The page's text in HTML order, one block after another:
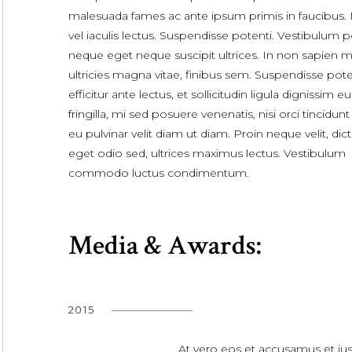
malesuada fames ac ante ipsum primis in faucibus.
vel iaculis lectus. Suspendisse potenti. Vestibulum
neque eget neque suscipit ultrices. In non sapien
ultricies magna vitae, finibus sem. Suspendisse
efficitur ante lectus, et sollicitudin ligula dignissim
fringilla, mi sed posuere venenatis, nisi orci tincidunt
eu pulvinar velit diam ut diam. Proin neque velit,
eget odio sed, ultrices maximus lectus. Vestibulum
commodo luctus condimentum.
Media & Awards:
2015
At vero eos et accusamus et